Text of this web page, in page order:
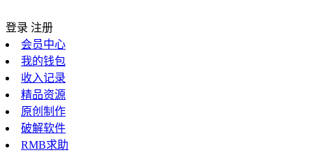
登录 注册
会员中心
我的钱包
收入记录
精品资源
原创制作
破解软件
RMB求助